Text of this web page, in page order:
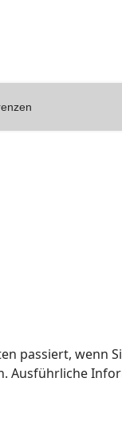
passiert, wenn
Ausführliche